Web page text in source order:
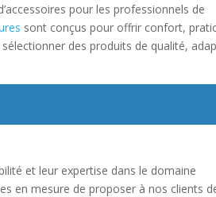
pour les professionnels de
sont conçus pour offrir confort,
des produits de qualité,
et leur expertise dans le domaine
en mesure de proposer à nos clients